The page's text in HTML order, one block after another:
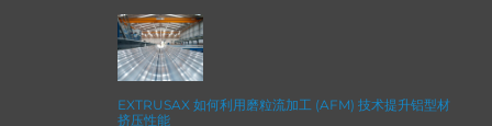
EXTRUSAX 如何利用磨粒流加工 (AFM) 技术提升铝型材
挤压性能